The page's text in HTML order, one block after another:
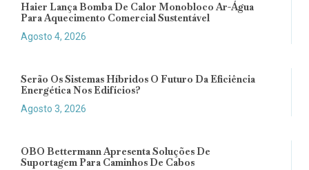
Haier Lança Bomba De Calor Monobloco Ar-Água
Para Aquecimento Comercial Sustentável
Agosto 4, 2026
Serão Os Sistemas Híbridos O Futuro Da Eficiência
Energética Nos Edifícios?
Agosto 3, 2026
OBO Bettermann Apresenta Soluções De
Suportagem Para Caminhos De Cabos